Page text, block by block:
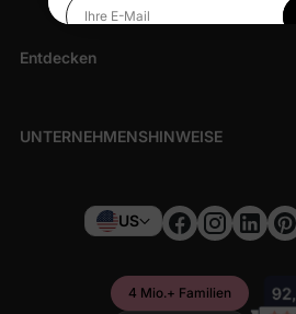
Entdecken
UNTERNEHMENSHINWEISE
US
4 Mio.+ Familien
Ihre E-Mail